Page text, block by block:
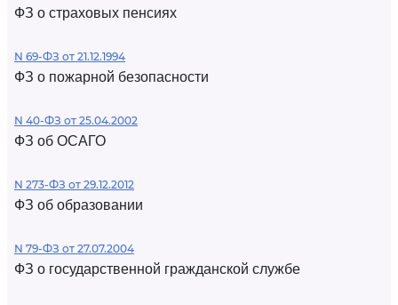
ФЗ о страховых пенсиях
N 69-ФЗ от 21.12.1994
ФЗ о пожарной безопасности
N 40-ФЗ от 25.04.2002
ФЗ об ОСАГО
N 273-ФЗ от 29.12.2012
ФЗ об образовании
N 79-ФЗ от 27.07.2004
ФЗ о государственной гражданской службе